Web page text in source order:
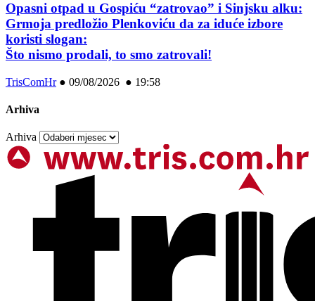
Opasni otpad u Gospiću “zatrovao” i Sinjsku alku:
Grmoja predložio Plenkoviću da za iduće izbore
koristi slogan:
Što nismo prodali, to smo zatrovali!
TrisComHr● 09/08/2026 ● 19:58
Arhiva
Arhiva